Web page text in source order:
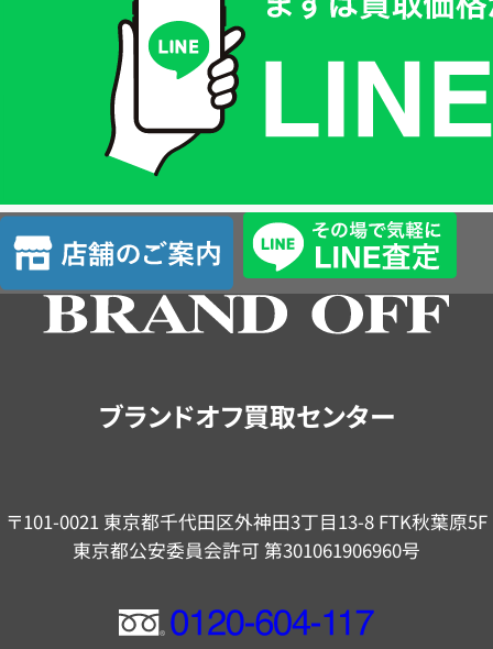
査
定
店
舗
の
ブランドオフ買取センター
〒101-0021 東京都千代田区外神田3丁目13-8 FTK秋葉原5F
東京都公安委員会許可 第301061906960号
フ